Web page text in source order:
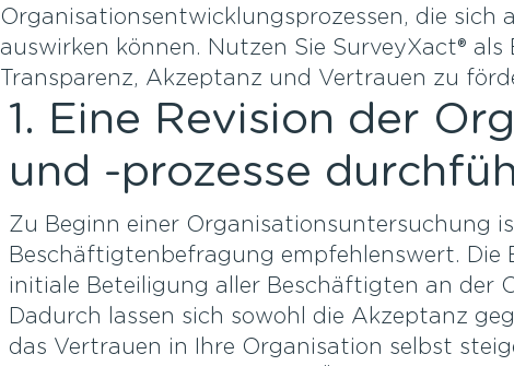
Organisationsentwicklungsprozessen, die sich
auswirken können. Nutzen Sie SurveyXact®
Transparenz, Akzeptanz und Vertrauen zu
1. Eine Revision der
und -prozesse
Zu Beginn einer Organisationsuntersuchung
Beschäftigtenbefragung empfehlenswert. Die
initiale Beteiligung aller Beschäftigten an der
Dadurch lassen sich sowohl die Akzeptanz
das Vertrauen in Ihre Organisation selbst